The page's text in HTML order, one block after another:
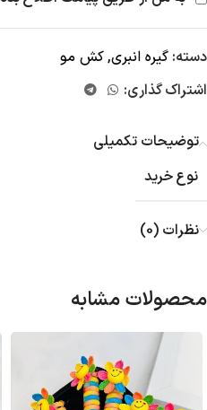
دسته: گیره انبری,کش مو
اشتراک گذاری:
توضیحات تکمیلی
نوع خرید
نظرات (0)
محصولات مشابه